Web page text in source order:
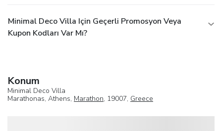
Minimal Deco Villa Için Geçerli Promosyon Veya
Kupon Kodları Var Mı?
Konum
Minimal Deco Villa
Marathonas, Athens, Marathon, 19007, Greece